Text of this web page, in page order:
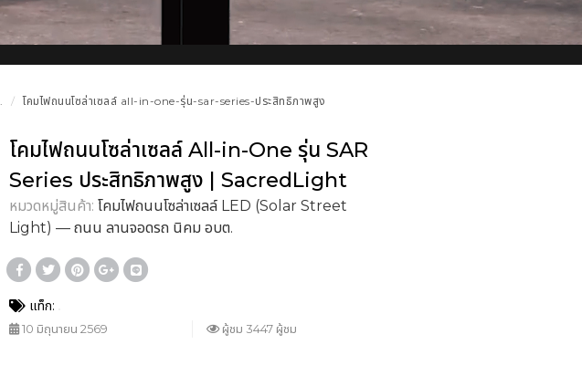
โคมไฟถนนโซล่าเซลล์ all-in-one-รุ่น-sar-series-ประสิทธิภาพสูง
โคมไฟถนนโซล่าเซลล์ All-in-One รุ่น SAR
Series ประสิทธิภาพสูง | SacredLight
หมวดหมู่สินค้า: โคมไฟถนนโซล่าเซลล์ LED (Solar Street
Light) — ถนน ลานจอดรถ นิคม อบต.
แท็ก:
10 มิถุนายน 2569 ผู้ชม 3447 ผู้ชม